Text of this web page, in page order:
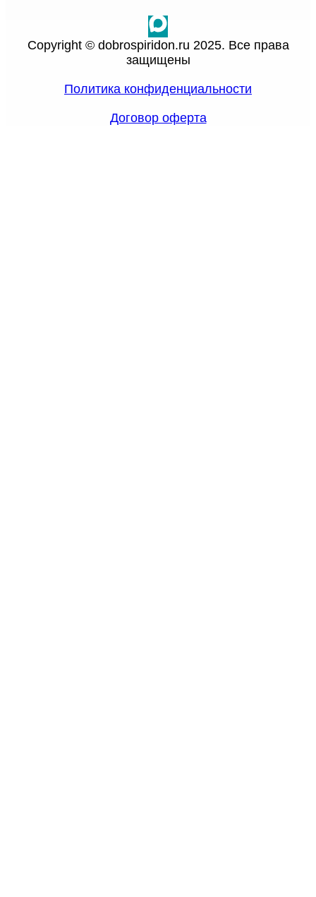
Copyright © dobrospiridon.ru 2025. Все права
защищены
Политика конфиденциальности
Договор оферта